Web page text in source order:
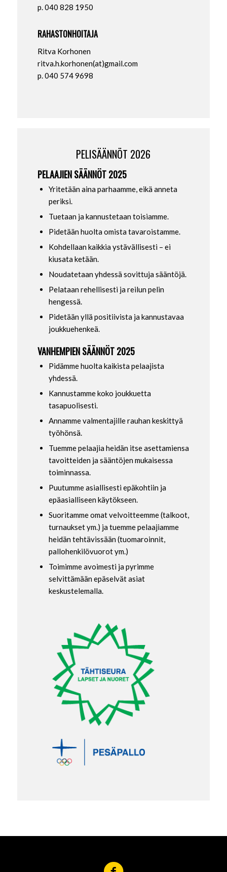
p. 040 828 1950
RAHASTONHOITAJA
Ritva Korhonen
ritva.h.korhonen(at)gmail.com
p. 040 574 9698
PELISÄÄNNÖT 2026
PELAAJIEN SÄÄNNÖT 2025
Yritetään aina parhaamme, eikä anneta
periksi.
Tuetaan ja kannustetaan toisiamme.
Pidetään huolta omista tavaroistamme.
Kohdellaan kaikkia ystävällisesti – ei
kiusata ketään.
Noudatetaan yhdessä sovittuja sääntöjä.
Pelataan rehellisesti ja reilun pelin
hengessä.
Pidetään yllä positiivista ja kannustavaa
joukkuehenkeä.
VANHEMPIEN SÄÄNNÖT 2025
Pidämme huolta kaikista pelaajista
yhdessä.
Kannustamme koko joukkuetta
tasapuolisesti.
Annamme valmentajille rauhan keskittyä
työhönsä.
Tuemme pelaajia heidän itse asettamiensa
tavoitteiden ja sääntöjen mukaisessa
toiminnassa.
Puutumme asiallisesti epäkohtiin ja
epäasialliseen käytökseen.
Suoritamme omat velvoitteemme (talkoot,
turnaukset ym.) ja tuemme pelaajiamme
heidän tehtävissään (tuomaroinnit,
pallohenkilövuorot ym.)
Toimimme avoimesti ja pyrimme
selvittämään epäselvät asiat
keskustelemalla.